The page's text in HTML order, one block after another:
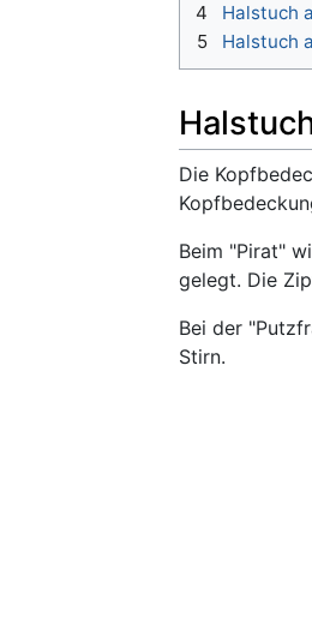
4
Halstuch
5
Halstuch
Die
Beim "Pirat"
gelegt. Die
Bei der
Stirn.